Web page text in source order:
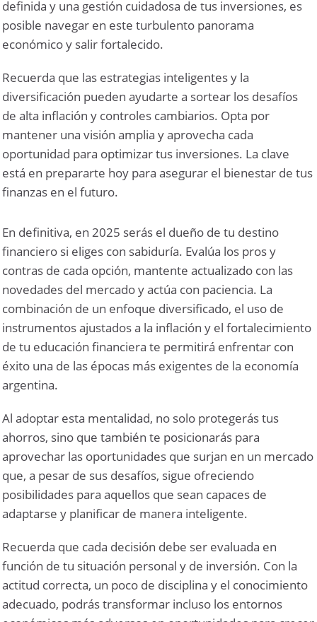
definida y una gestión cuidadosa de tus inversiones, es
posible navegar en este turbulento panorama
económico y salir fortalecido.
Recuerda que las estrategias inteligentes y la
diversificación pueden ayudarte a sortear los desafíos
de alta inflación y controles cambiarios. Opta por
mantener una visión amplia y aprovecha cada
oportunidad para optimizar tus inversiones. La clave
está en prepararte hoy para asegurar el bienestar de tus
finanzas en el futuro.
En definitiva, en 2025 serás el dueño de tu destino
financiero si eliges con sabiduría. Evalúa los pros y
contras de cada opción, mantente actualizado con las
novedades del mercado y actúa con paciencia. La
combinación de un enfoque diversificado, el uso de
instrumentos ajustados a la inflación y el fortalecimiento
de tu educación financiera te permitirá enfrentar con
éxito una de las épocas más exigentes de la economía
argentina.
Al adoptar esta mentalidad, no solo protegerás tus
ahorros, sino que también te posicionarás para
aprovechar las oportunidades que surjan en un mercado
que, a pesar de sus desafíos, sigue ofreciendo
posibilidades para aquellos que sean capaces de
adaptarse y planificar de manera inteligente.
Recuerda que cada decisión debe ser evaluada en
función de tu situación personal y de inversión. Con la
actitud correcta, un poco de disciplina y el conocimiento
adecuado, podrás transformar incluso los entornos